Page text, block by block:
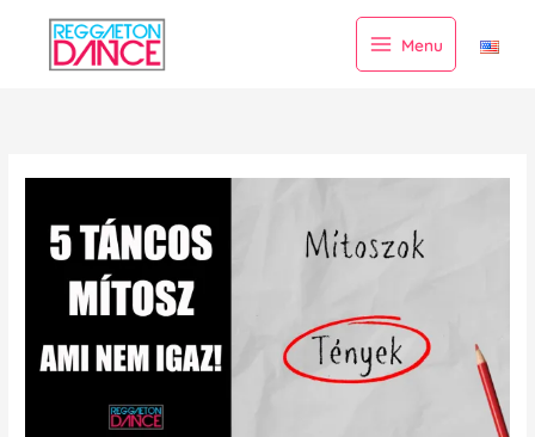
content
Menu